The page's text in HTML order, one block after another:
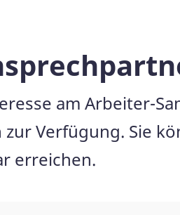
am Arbeiter-
Verfügung. Sie
erreichen.